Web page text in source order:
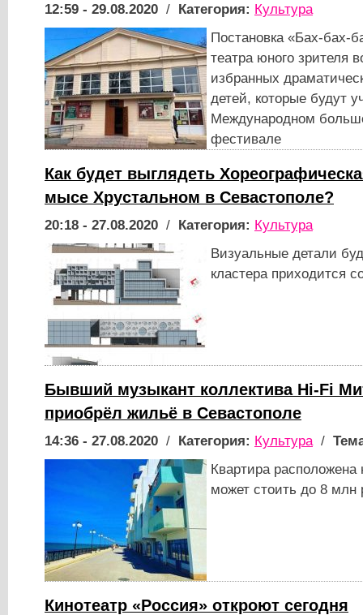
12:59 - 29.08.2020 / Категория: Культура
Постановка «Бах-бах-
театра юного зрителя
избранных
детей, которые будут
Международном
фестивале
Как будет выглядеть
мысе Хрустальном в Севастополе?
20:18 - 27.08.2020 / Категория: Культура
Визуальные детали
кластера приходится
Бывший музыкант коллектива Hi-Fi
приобрёл жильё в Севастополе
14:36 - 27.08.2020 / Категория: Культура/
Квартира
может стоить до 8 млн
Кинотеатр «Россия» откроют сегодня